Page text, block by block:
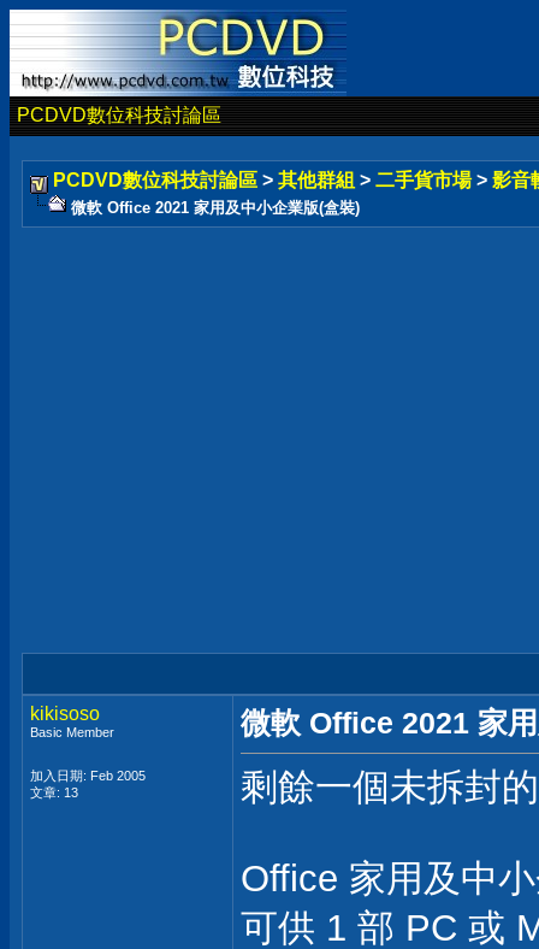
PCDVD數位科技討論區
PCDVD數位科技討論區 > 其他群組 > 二手貨市場 > 影音
微軟 Office 2021 家用及中小企業版(盒裝)
kikisoso
Basic Member
加入日期: Feb 2005
文章: 13
微軟 Office 2021 家
剩餘一個未拆封
Office 家用及中
可供 1 部 PC 或